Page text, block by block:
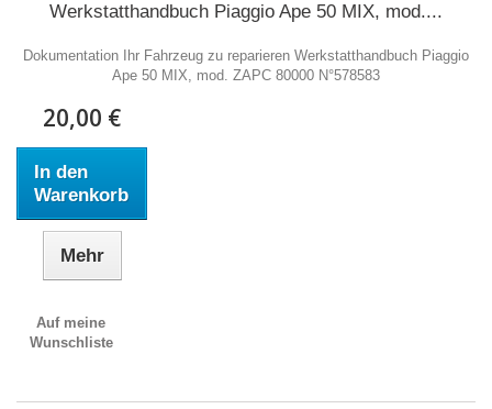
Werkstatthandbuch Piaggio Ape 50 MIX, mod....
Dokumentation Ihr Fahrzeug zu reparieren Werkstatthandbuch Piaggio
Ape 50 MIX, mod. ZAPC 80000 N°578583
20,00 €
In den
Warenkorb
Mehr
Auf meine
Wunschliste